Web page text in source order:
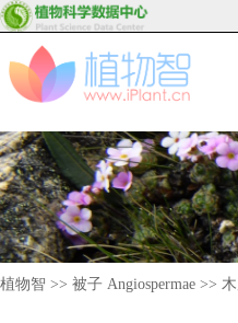
植物智 >> 被子 Angiospermae >>